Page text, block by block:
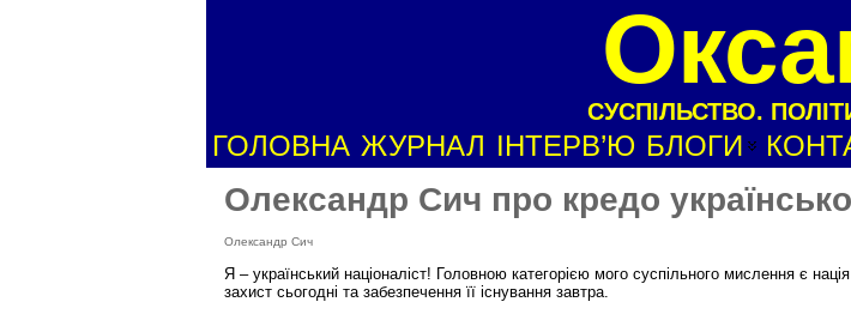
СУСПІЛЬСТВО.
ГОЛОВНА ЖУРНАЛ ІНТЕРВ’Ю БЛОГИ
Олександр Сич про кредо
Олександр Сич
Я – український націоналіст! Головною категорією мого суспільного мислення є нація
захист сьогодні та забезпечення її існування завтра.